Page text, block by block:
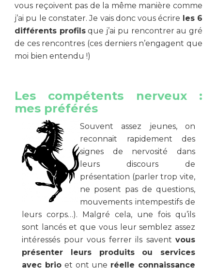
vous reçoivent pas de la même manière comme
j’ai pu le constater. Je vais donc vous écrire les 6
différents profilsque j’ai pu rencontrer au gré
de ces rencontres (ces derniers n’engagent que
moi bien entendu !)
Les compétents nerveux :
mes préférés
Souvent assez jeunes, on
reconnait rapidement des
signes de nervosité dans
leurs discours de
présentation (parler trop vite,
ne posent pas de questions,
mouvements intempestifs de
leurs corps…). Malgré cela, une fois qu’ils
sont lancés et que vous leur semblez assez
intéressés pour vous ferrer ils savent vous
présenter leurs produits ou services
avec brioet ont une réelle connaissance